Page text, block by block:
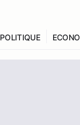
POLITIQUE